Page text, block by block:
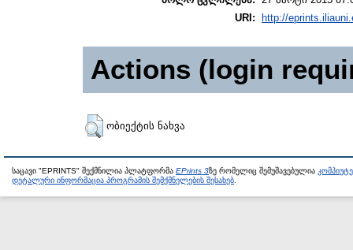
URI:
http://
Actions (login
ობიექტის ნახვა
საცავი "EPRINTS" შექმნილია პლატფორმა EPrints 3ზე რომელიც შემუშავებულია
დეტალური ინფორმაცია პროგრამის შემქმნელების შესახებ